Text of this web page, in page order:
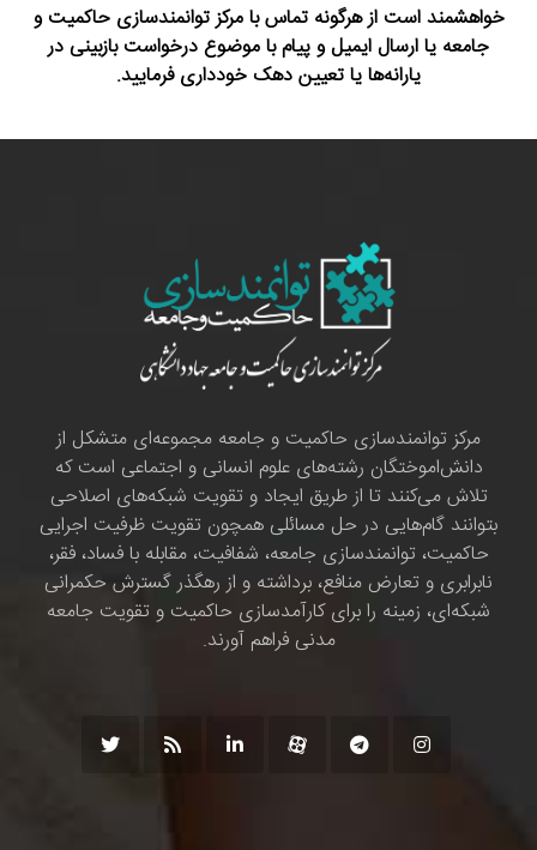
خواهشمند است از هرگونه تماس با مرکز توانمندسازی حاکمیت و
جامعه یا ارسال ایمیل و پیام با موضوع درخواست بازبینی در
یارانه‌ها یا تعیین دهک خودداری فرمایید.
مرکز توانمندسازی حاکمیت و جامعه مجموعه‌ای متشکل از
دانش‌اموختگان رشته‌های علوم انسانی و اجتماعی است که
تلاش می‌کنند تا از طریق ایجاد و تقویت شبکه‌های اصلاحی
بتوانند گام‌هایی در حل مسائلی همچون تقویت ظرفیت اجرایی
حاکمیت، توانمندسازی جامعه، شفافیت، مقابله با فساد، فقر،
نابرابری و تعارض منافع، برداشته و از رهگذر گسترش حکمرانی
شبکه‌ای، زمینه را برای کارآمدسازی حاکمیت و تقویت جامعه
مدنی فراهم آورند.